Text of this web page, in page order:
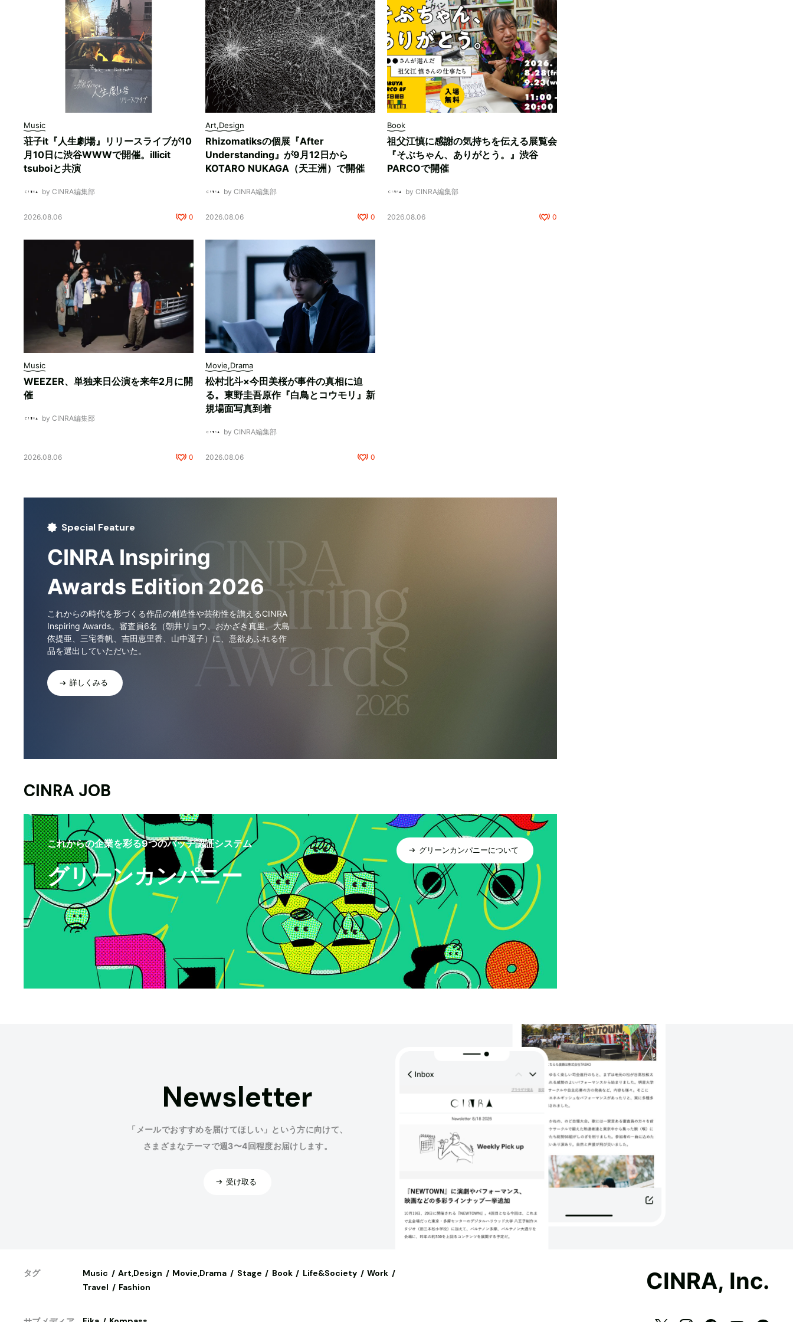
Music
荘子it『人生劇場』リリースライブが10
月10日に渋谷WWWで開催。illicit
tsuboiと共演
by CINRA編集部
2026.08.06 0
Art,Design
Rhizomatiksの個展『After
Understanding』が9月12日から
KOTARO NUKAGA（天王洲）で開催
by CINRA編集部
2026.08.06 0
Book
祖父江慎に感謝の気持ちを伝える展覧会
『そぶちゃん、ありがとう。』渋谷
PARCOで開催
by CINRA編集部
2026.08.06 0
Music
WEEZER、単独来日公演を来年2月に開
催
by CINRA編集部
2026.08.06 0
Movie,Drama
松村北斗×今田美桜が事件の真相に迫
る。東野圭吾原作『白鳥とコウモリ』新
規場面写真到着
by CINRA編集部
2026.08.06 0
Special Feature
CINRA Inspiring
Awards Edition 2026
これからの時代を形づくる作品の創造性や芸術性を讃えるCINRA
Inspiring Awards。審査員6名（朝井リョウ、おかざき真里、大島
依提亜、三宅香帆、吉田恵里香、山中遥子）に、意欲あふれる作
品を選出していただいた。
詳しくみる
CINRA JOB
これからの企業を彩る9つのバッヂ認証システム
グリーンカンパニー
グリーンカンパニーについて
Newsletter
「メールでおすすめを届けてほしい」という方に向けて、
さまざまなテーマで週3〜4回程度お届けします。
受け取る
タグ Music Art,Design Movie,Drama Stage Book Life&Society
Work
Travel
Fashion CINRA, Inc.